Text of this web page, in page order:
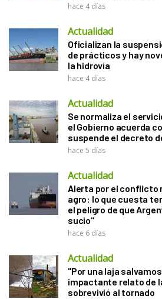
hace 4 días
Actualidad
Oficializan la
de prácticos y hay
la hidrovía
hace 4 días
Actualidad
Se normaliza el
el Gobierno acuerda
suspende el decreto
hace 5 días
Actualidad
Alerta por el conflicto
agro: lo que cuesta
el peligro de que
sucio"
hace 6 días
Actualidad
"Por una laja
impactante relato de
sobrevivió al tornado